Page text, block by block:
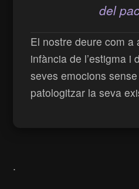
del
El nostre deure com a
infància de l’estigma i
seves emocions
patologitzar la seva
.